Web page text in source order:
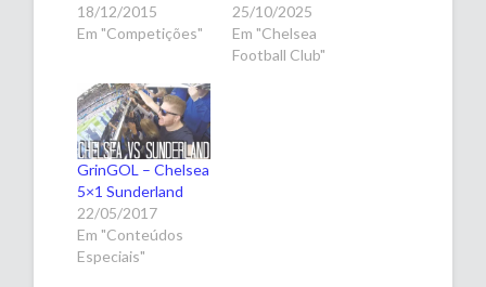
18/12/2015
Em "Competições"
25/10/2025
Em "Chelsea
Football Club"
GrinGOL – Chelsea
5×1 Sunderland
22/05/2017
Em "Conteúdos
Especiais"